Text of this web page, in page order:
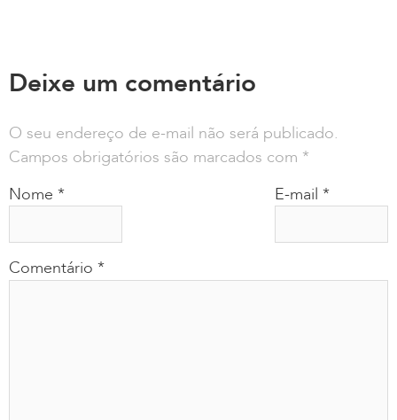
Deixe um comentário
O seu endereço de e-mail não será publicado.
Campos obrigatórios são marcados com *
Comentário *
Nome * E-mail *